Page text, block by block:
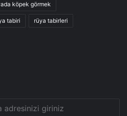
köpek görmek
tabiri rüya tabirleri